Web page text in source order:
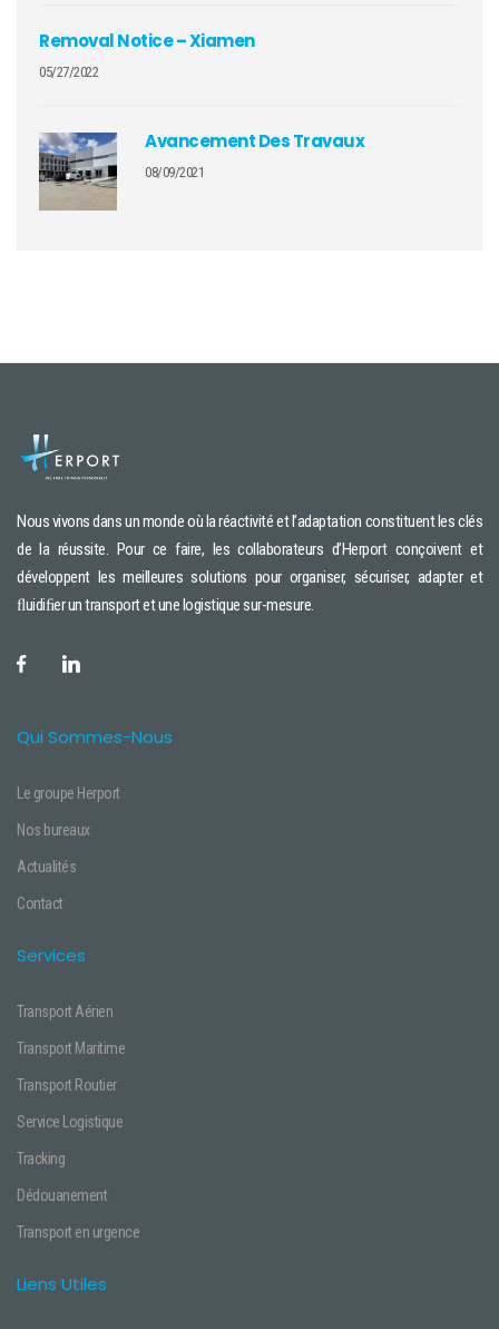
Removal Notice – Xiamen
05/27/2022
Avancement Des Travaux
08/09/2021
Nous vivons dans un monde où la réactivité et l’adaptation constituent les clés
de la réussite. Pour ce faire, les collaborateurs d’Herport conçoivent et
développent les meilleures solutions pour organiser, sécuriser, adapter et
ﬂuidiﬁer un transport et une logistique sur-mesure.
Qui Sommes-Nous
Le groupe Herport
Nos bureaux
Actualités
Contact
Services
Transport Aérien
Transport Maritime
Transport Routier
Service Logistique
Tracking
Dédouanement
Transport en urgence
Liens Utiles